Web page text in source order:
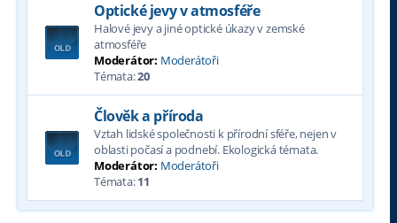
Optické jevy v atmosféře
Halové jevy a jiné optické úkazy v zemské
atmosféře
Moderátor: Moderátoři
Témata:20
Člověk a příroda
Vztah lidské společnosti k přírodní sféře, nejen v
oblasti počasí a podnebí. Ekologická témata.
Moderátor: Moderátoři
Témata:11